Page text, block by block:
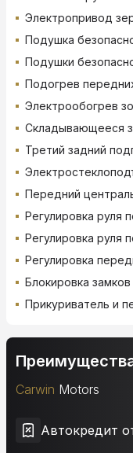
Электропривод
Подушка
Подушки
Подогрев
Электрообогрев
Складывающееся
Третий задний
Передний
Регулировка руля
Регулировка руля
Регулировка
Блокировка
Прикуриватель и
Carwin Motors
Автокредит